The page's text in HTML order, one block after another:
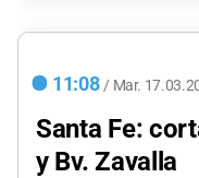
11:08 / Mar.
Santa Fe:
y Bv. Zavalla